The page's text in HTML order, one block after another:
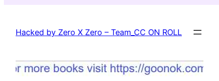
content
Hacked by Zero X Zero – Team_CC ON ROLL